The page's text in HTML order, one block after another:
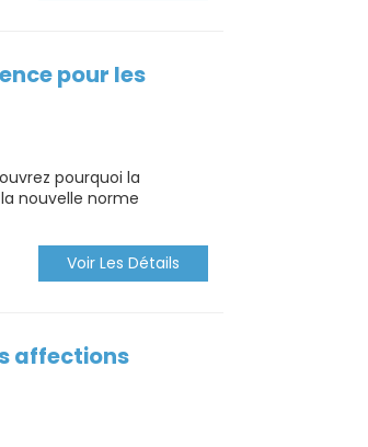
pour les
pourquoi la
nouvelle norme
Voir Les Détails
affections